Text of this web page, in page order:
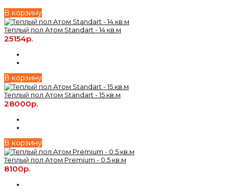
В корзину
Теплый пол Атом Standart - 14 кв.м
25154р.
В корзину
Теплый пол Атом Standart - 15 кв.м
28000р.
В корзину
Теплый пол Атом Premium - 0.5 кв.м
8100р.